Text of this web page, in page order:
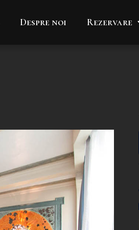
Despre noi Rezervare